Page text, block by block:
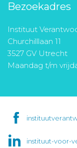
Bezoekadres
Instituut
Churchilllaan 11
3527 GV Utrecht
Maandag t/m
instituut-voor-